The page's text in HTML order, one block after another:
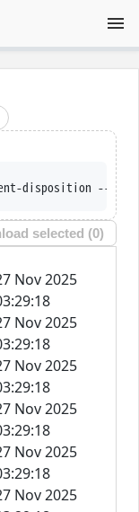
--trust-server-
selected (0)
Nov 2025
Nov 2025
Nov 2025
Nov 2025
Nov 2025
Nov 2025